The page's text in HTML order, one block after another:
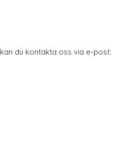
du kontakta oss via e-post: